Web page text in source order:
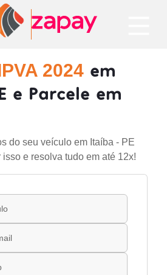
2024 em
e Parcele em
do seu veículo em Itaíba - PE
e resolva tudo em até 12x!